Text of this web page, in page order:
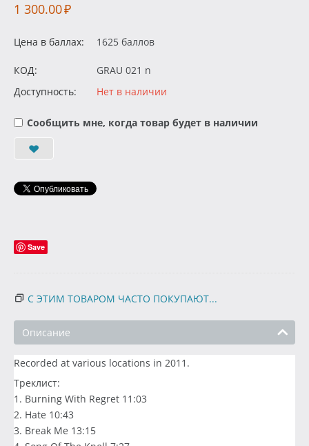
1 300.00₽
Цена в баллах: 1625 баллов
КОД:
GRAU 021 n
Доступность:
Нет в наличии
Сообщить мне, когда товар будет в наличии
Save
С ЭТИМ ТОВАРОМ ЧАСТО ПОКУПАЮТ...
Описание
Recorded at various locations in 2011.
Треклист:
1. Burning With Regret 11:03
2. Hate 10:43
3. Break Me 13:15